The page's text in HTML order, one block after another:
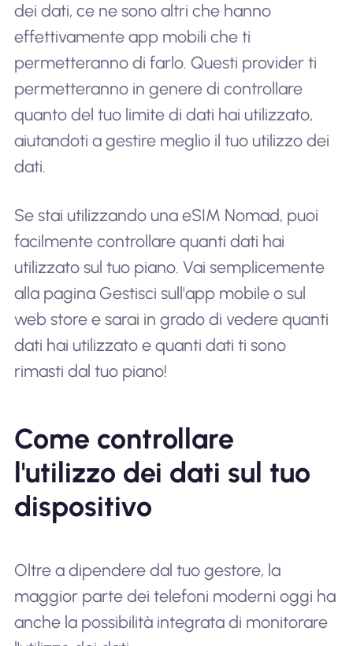
dei dati, ce ne sono altri che hanno
effettivamente app mobili che ti
permetteranno di farlo. Questi provider ti
permetteranno in genere di controllare
quanto del tuo limite di dati hai utilizzato,
aiutandoti a gestire meglio il tuo utilizzo dei
dati.
Se stai utilizzando una eSIM Nomad, puoi
facilmente controllare quanti dati hai
utilizzato sul tuo piano. Vai semplicemente
alla pagina Gestisci sull'app mobile o sul
web store e sarai in grado di vedere quanti
dati hai utilizzato e quanti dati ti sono
rimasti dal tuo piano!
Come controllare
l'utilizzo dei dati sul tuo
dispositivo
Oltre a dipendere dal tuo gestore, la
maggior parte dei telefoni moderni oggi ha
anche la possibilità integrata di monitorare